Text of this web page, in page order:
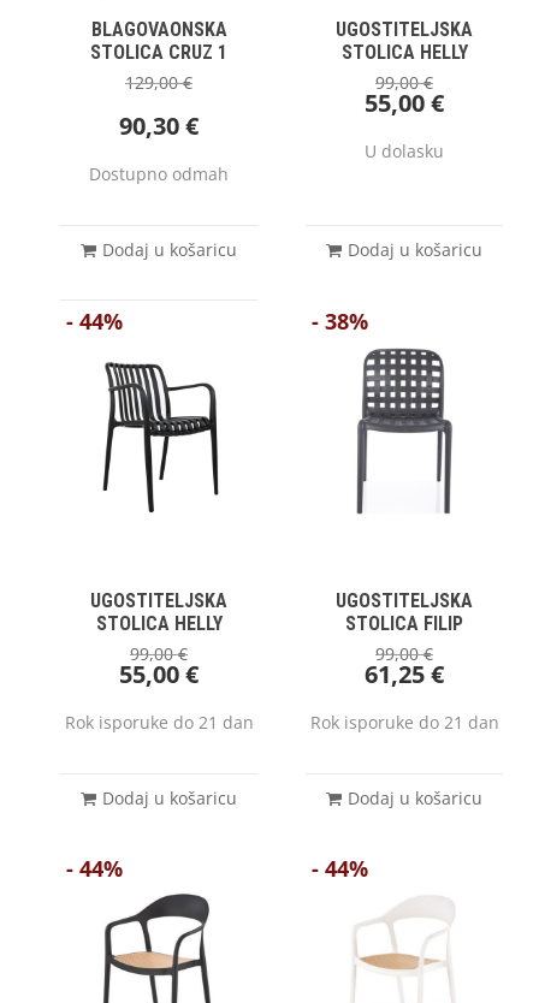
BLAGOVAONSKA
STOLICA CRUZ 1
129,00€
90,30€
Dostupno odmah
Dodaj u košaricu
UGOSTITELJSKA
STOLICA HELLY
99,00€
55,00€
U dolasku
Dodaj u košaricu
- 44%
UGOSTITELJSKA
STOLICA HELLY
99,00€
55,00€
Rok isporuke do 21 dan
Dodaj u košaricu
- 38%
UGOSTITELJSKA
STOLICA FILIP
99,00€
61,25€
Rok isporuke do 21 dan
Dodaj u košaricu
- 44% - 44%